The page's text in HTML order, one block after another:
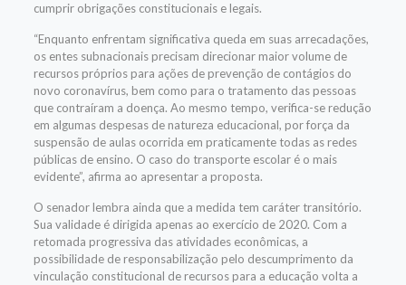
cumprir obrigações constitucionais e legais.
“Enquanto enfrentam significativa queda em suas arrecadações,
os entes subnacionais precisam direcionar maior volume de
recursos próprios para ações de prevenção de contágios do
novo coronavírus, bem como para o tratamento das pessoas
que contraíram a doença. Ao mesmo tempo, verifica-se redução
em algumas despesas de natureza educacional, por força da
suspensão de aulas ocorrida em praticamente todas as redes
públicas de ensino. O caso do transporte escolar é o mais
evidente”, afirma ao apresentar a proposta.
O senador lembra ainda que a medida tem caráter transitório.
Sua validade é dirigida apenas ao exercício de 2020. Com a
retomada progressiva das atividades econômicas, a
possibilidade de responsabilização pelo descumprimento da
vinculação constitucional de recursos para a educação volta a